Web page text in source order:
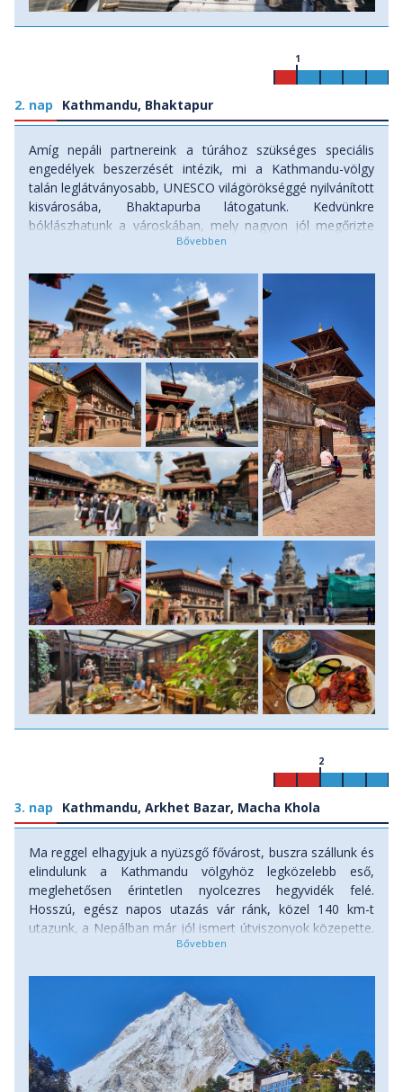
mentén vezet, a stabil lépéskoordináció és az abszolút
szédülésmentesség ezen a túrán elengedhetetlen! A túrán
tapasztalataikat már megszerezték a nepáli viszonyokból,
s tudják magukról, hogy bírják a kihívásokat! Akkor viszont
feltétlenül! :) Mert Nepált látni kell! Akár többször is...
Kalandra fel!
Melyek a legfontosabb látnivalók a Manaszlu-
körtúra során?
- Kathmandu és a Kathmandu-völgy (UNESCO világörökség)
kulturális látnivalói
- Budhi Gandaki folyó-völgye függőhidakkal
- Larkya-hágón (5106 m) való átkelés
- tömegektől mentes útvonal a Himalája legmagasabb
csúcsai között
- tibeti és nepáli hegyi emberek vendégszeretete
2. nap Kathmandu, Bhaktapur
1
Amíg nepáli partnereink a túrához szükséges speciális
engedélyek beszerzését intézik, mi a Kathmandu-völgy
talán leglátványosabb, UNESCO világörökséggé nyilvánított
kisvárosába, Bhaktapurba látogatunk. Kedvünkre
bóklászhatunk a városkában, mely nagyon jól megőrizte
vidékies, igazán nepáli hangulatát, s ahol mind a mai napig
szentélyekben szárítják a gabonát és a rizst, s ahol a King
Curd helyi joghurt kóstolót vétek lenne kihagyni életünkből.
Szállás: szálloda, ellátás: reggeli.
3. nap Kathmandu, Arkhet Bazar, Macha Khola
2
Ma reggel elhagyjuk a nyüzsgő fővárost, buszra szállunk és
elindulunk a Kathmandu völgyhöz legközelebb eső,
meglehetősen érintetlen nyolcezres hegyvidék felé.
Hosszú, egész napos utazás vár ránk, közel 140 km-t
utazunk, a Nepálban már jól ismert útviszonyok közepette.
Alig hagyjuk el a völgy peremét, azonnal feltűnnek a
idillibb falvak és rizsteraszok mentén haladunk tovább.
Ebédszünetet tartunk egy helyi kifőzdénél, majd
hamarosan már földutakon zötykölödünk, s a késő
délutáni órákban megérkezünk Macha Khola településére.
Elfoglaljuk szállásunkat egy egyszerű vendégházban és